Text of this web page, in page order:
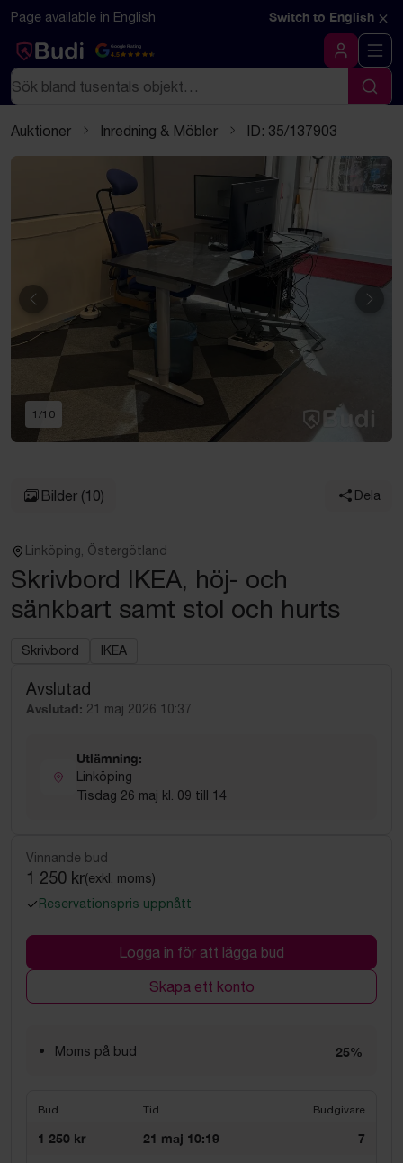
Hoppa till innehåll
Textbaserad (markdown) version av denna sida
Page available in English Switch to English ×
Google Rating
4.5
Logga in
Sök
Sök
Auktioner Inredning & Möbler ID: 35/137903
Föregående
1 /10
Bilder (10) Dela
Linköping, Östergötland
Skrivbord IKEA, höj- och
sänkbart samt stol och hurts
Skrivbord IKEA
Avslutad
Avslutad: 21 maj 2026 10:37
Utlämning:
Linköping
Tisdag 26 maj kl. 09 till 14
Vinnande bud
1 250 kr(exkl. moms)
Reservationspris uppnått
Logga in för att lägga bud
Skapa ett konto
Moms på bud 25%
Bud Tid Budgivare
1 250 kr 21 maj 10:19 7